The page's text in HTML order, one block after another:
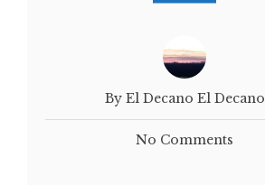
By El Decano El Decano
No Comments